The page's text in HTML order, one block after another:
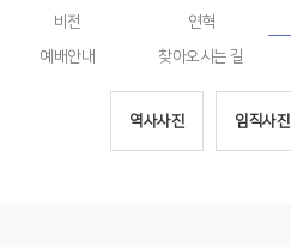
비전 연혁
예배안내 찾아오시는 길
역사사진 임직사진